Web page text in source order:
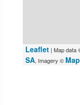
Leaflet | Map data
SA, Imagery ©